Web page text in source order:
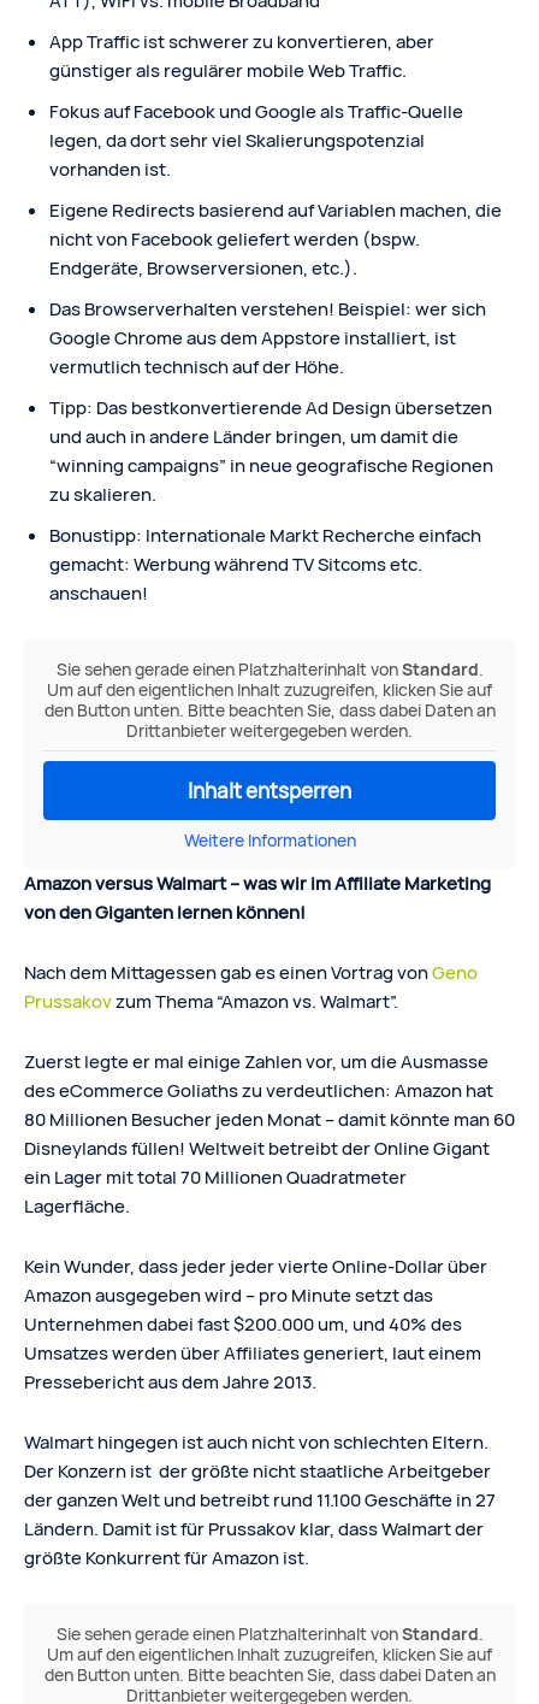
App Traffic ist schwerer zu konvertieren, aber
günstiger als regulärer mobile Web Traffic.
Fokus auf Facebook und Google als Traffic-Quelle
legen, da dort sehr viel Skalierungspotenzial
vorhanden ist.
Eigene Redirects basierend auf Variablen machen, die
nicht von Facebook geliefert werden (bspw.
Endgeräte, Browserversionen, etc.).
Das Browserverhalten verstehen! Beispiel: wer sich
Google Chrome aus dem Appstore installiert, ist
vermutlich technisch auf der Höhe.
Tipp: Das bestkonvertierende Ad Design übersetzen
und auch in andere Länder bringen, um damit die
“winning campaigns” in neue geografische Regionen
zu skalieren.
Bonustipp: Internationale Markt Recherche einfach
gemacht: Werbung während TV Sitcoms etc.
anschauen!
Sie sehen gerade einen Platzhalterinhalt vonStandard.
Um auf den eigentlichen Inhalt zuzugreifen, klicken Sie auf
den Button unten. Bitte beachten Sie, dass dabei Daten an
Drittanbieter weitergegeben werden.
Inhalt entsperren
Weitere Informationen
Amazon versus Walmart – was wir im Affiliate Marketing
von den Giganten lernen können!
Nach dem Mittagessen gab es einen Vortrag vonGeno
Prussakovzum Thema “Amazon vs. Walmart”.
Zuerst legte er mal einige Zahlen vor, um die Ausmasse
des eCommerce Goliaths zu verdeutlichen: Amazon hat
80 Millionen Besucher jeden Monat – damit könnte man 60
Disneylands füllen! Weltweit betreibt der Online Gigant
ein Lager mit total 70 Millionen Quadratmeter
Lagerfläche.
Kein Wunder, dass jeder jeder vierte Online-Dollar über
Amazon ausgegeben wird – pro Minute setzt das
Unternehmen dabei fast $200.000 um, und 40% des
Umsatzes werden über Affiliates generiert, laut einem
Pressebericht aus dem Jahre 2013.
Walmart hingegen ist auch nicht von schlechten Eltern.
Der Konzern ist der größte nicht staatliche Arbeitgeber
der ganzen Welt und betreibt rund 11.100 Geschäfte in 27
Ländern. Damit ist für Prussakov klar, dass Walmart der
größte Konkurrent für Amazon ist.
Sie sehen gerade einen Platzhalterinhalt vonStandard.
Um auf den eigentlichen Inhalt zuzugreifen, klicken Sie auf
den Button unten. Bitte beachten Sie, dass dabei Daten an
Drittanbieter weitergegeben werden.